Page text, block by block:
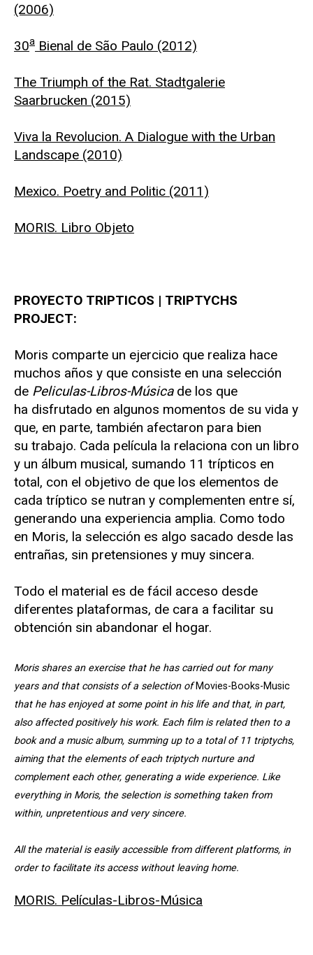
(2006)
30a Bienal de São Paulo (2012)
The Triumph of the Rat. Stadtgalerie
Saarbrucken (2015)
Viva la Revolucion. A Dialogue with the Urban
Landscape (2010)
Mexico. Poetry and Politic (2011)
MORIS. Libro Objeto
PROYECTO TRIPTICOS | TRIPTYCHS
PROJECT:
Moris comparte un ejercicio que realiza hace
muchos años y que consiste en una selección
de Peliculas-Libros-Músicade los que
ha disfrutado en algunos momentos de su vida y
que, en parte, también afectaron para bien
su trabajo. Cada película la relaciona con un libro
y un álbum musical, sumando 11 trípticos en
total, con el objetivo de que los elementos de
cada tríptico se nutran y complementen entre sí,
generando una experiencia amplia. Como todo
en Moris, la selección es algo sacado desde las
entrañas, sin pretensiones y muy sincera.
Todo el material es de fácil acceso desde
diferentes plataformas, de cara a facilitar su
obtención sin abandonar el hogar.
Moris shares an exercise that he has carried out for many
years and that consists of a selection ofMovies-Books-Music
that he has enjoyed at some point in his life and that, in part,
also affected positively his work. Each film is related then to a
book and a music album, summing up to a total of 11 triptychs,
aiming that the elements of each triptych nurture and
complement each other, generating a wide experience. Like
everything in Moris, the selection is something taken from
within, unpretentious and very sincere.
All the material is easily accessible from different platforms, in
order to facilitate its access without leaving home.
MORIS. Películas-Libros-Música